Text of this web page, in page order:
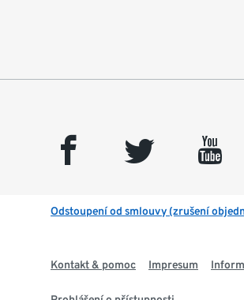
facebook twitter youtube
Odstoupení od smlouvy (zrušení
Kontakt & pomoc Impresum